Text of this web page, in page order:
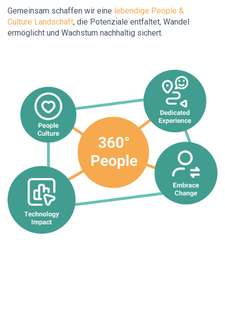
Gemeinsam schaffen wir eine lebendige People &
Culture Landschaft, die Potenziale entfaltet, Wandel
ermöglicht und Wachstum nachhaltig sichert.